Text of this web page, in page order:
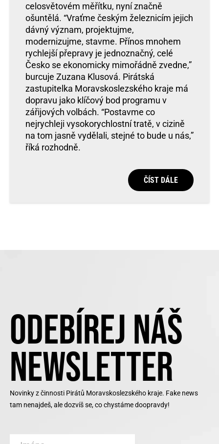
celosvětovém měřítku, nyní značně
ošuntělá. “Vraťme českým železnicím jejich
dávný význam, projektujme,
modernizujme, stavme. Přínos mnohem
rychlejší přepravy je jednoznačný, celé
Česko se ekonomicky mimořádně zvedne,”
burcuje Zuzana Klusová. Pirátská
zastupitelka Moravskoslezského kraje má
dopravu jako klíčový bod programu v
zářijových volbách. “Postavme co
nejrychleji vysokorychlostní tratě, v cizině
na tom jasně vydělali, stejné to bude u nás,”
říká rozhodně.
ČÍST DÁLE
ODEBÍREJ NÁŠ
NEWSLETTER
Novinky z činnosti Pirátů Moravskoslezského kraje. Fake news
tam nenajdeš, ale dozvíš se, co chystáme doopravdy!